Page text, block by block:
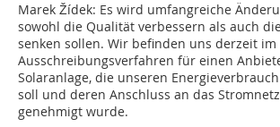
Marek Žídek: Es wird umfangreiche
sowohl die Qualität verbessern als auch
senken sollen. Wir befinden uns derzeit im
Ausschreibungsverfahren für einen
Solaranlage, die unseren
soll und deren Anschluss an das
genehmigt wurde.